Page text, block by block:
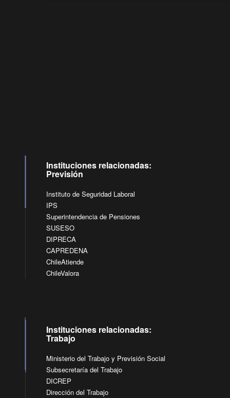
Instituciones relacionadas:
Previsión
Instituto de Seguridad Laboral
IPS
Superintendencia de Pensiones
SUSESO
DIPRECA
CAPREDENA
ChileAtiende
ChileValora
Instituciones relacionadas:
Trabajo
Ministerio del Trabajo y Previsión Social
Subsecretaría del Trabajo
DICREP
Dirección del Trabajo